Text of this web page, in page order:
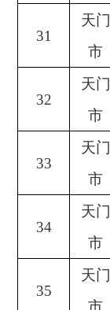
31
天门
市
32
天门
市
33
天门
市
34
天门
市
35
天门
市